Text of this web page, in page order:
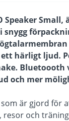
Speaker Small,
härligt ljud.
Bluetoooth
och mer
är gjord för
och